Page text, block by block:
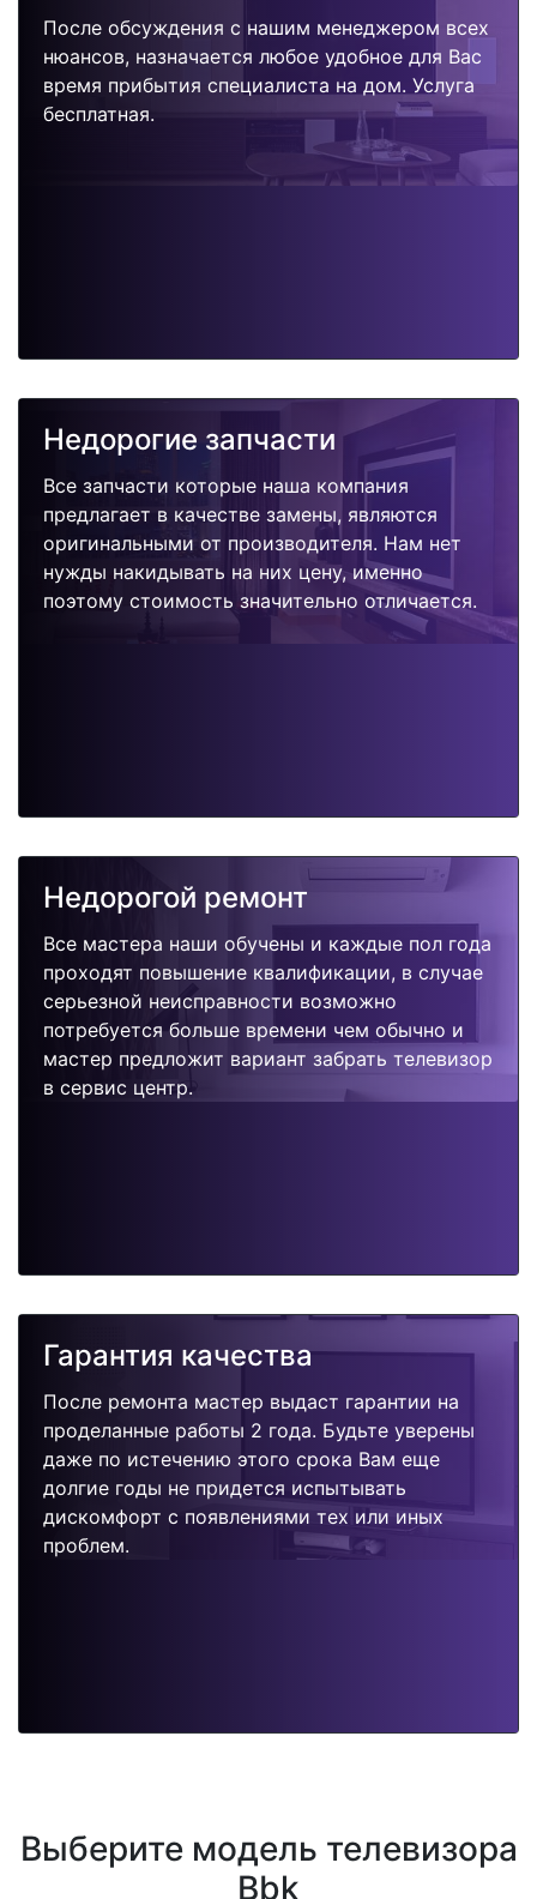
После обсуждения с нашим менеджером всех
нюансов, назначается любое удобное для Вас
время прибытия специалиста на дом. Услуга
бесплатная.
Недорогие запчасти
Все запчасти которые наша компания
предлагает в качестве замены, являются
оригинальными от производителя. Нам нет
нужды накидывать на них цену, именно
поэтому стоимость значительно отличается.
Недорогой ремонт
Все мастера наши обучены и каждые пол года
проходят повышение квалификации, в случае
серьезной неисправности возможно
потребуется больше времени чем обычно и
мастер предложит вариант забрать телевизор
в сервис центр.
Гарантия качества
После ремонта мастер выдаст гарантии на
проделанные работы 2 года. Будьте уверены
даже по истечению этого срока Вам еще
долгие годы не придется испытывать
дискомфорт с появлениями тех или иных
проблем.
Выберите модель телевизора
Bbk